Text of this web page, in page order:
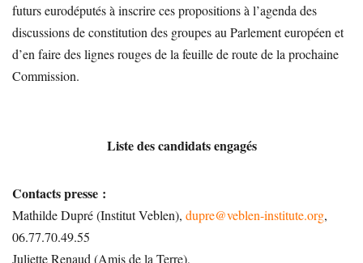
futurs eurodéputés à inscrire ces propositions à l’agenda des
discussions de constitution des groupes au Parlement européen et
d’en faire des lignes rouges de la feuille de route de la prochaine
Commission.
Liste des candidats engagés
Contacts presse :
Mathilde Dupré (Institut Veblen), dupre@veblen-institute.org,
06.77.70.49.55
Juliette Renaud (Amis de la Terre),